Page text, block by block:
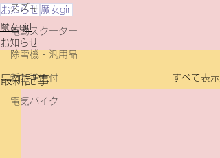
スズキ
電動スクーター
除雪機・汎用品
新基準原付
電気バイク
お知らせ 魔女girl
魔女girl
お知らせ
最新記事 すべて表示